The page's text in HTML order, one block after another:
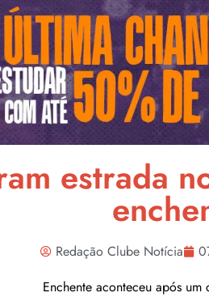
estrada
Redação Clube Notícia
Enchente aconteceu após